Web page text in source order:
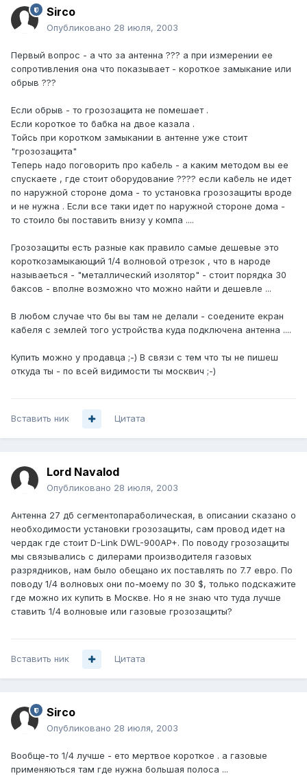
Sirco
Опубликовано 28 июля, 2003
Первый вопрос - а что за антенна ??? а при измерении ее
сопротивления она что показывает - короткое замыкание или
обрыв ???
Если обрыв - то грозозащита не помешает .
Если короткое то бабка на двое казала .
Тойсь при коротком замыкании в антенне уже стоит
"грозозащита"
Теперь надо поговорить про кабель - а каким методом вы ее
спускаете , где стоит оборудование ???? если кабель не идет
по наружной стороне дома - то установка грозозащиты вроде
и не нужна . Если все таки идет по наружной стороне дома -
то стоило бы поставить внизу у компа ....
Грозозащиты есть разные как правило самые дешевые это
короткозамыкающий 1/4 волновой отрезок , что в народе
называеться - "металлический изолятор" - стоит порядка 30
баксов - вполне возможно что можно найти и дешевле ...
В любом случае что бы вы там не делали - соедените екран
кабеля с землей того устройства куда подключена антенна ....
Купить можно у продавца ;-) В связи с тем что ты не пишеш
откуда ты - по всей видимости ты москвич ;-)
Вставить ник Цитата
Lord Navalod
Опубликовано 28 июля, 2003
Антенна 27 дб сегментопараболическая, в описании сказано о
необходимости установки грозозащиты, сам провод идет на
чердак где стоит D-Link DWL-900AP+. По поводу грозозащиты
мы связывались с дилерами производителя газовых
разрядников, нам было обещано их поставлять по 7.7 евро. По
поводу 1/4 волновых они по-моему по 30 $, только подскажите
где можно их купить в Москве. Но я не знаю что туда лучше
ставить 1/4 волновые или газовые грозозащиты?
Вставить ник Цитата
Sirco
Опубликовано 28 июля, 2003
Вообще-то 1/4 лучше - ето мертвое короткое . а газовые
применяються там где нужна большая полоса ...